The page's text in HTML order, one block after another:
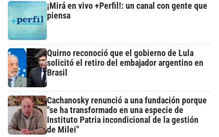
¡Mirá en vivo +Perfil!: un canal con gente que
piensa
Quirno reconoció que el gobierno de Lula
solicitó el retiro del embajador argentino en
Brasil
Cachanosky renunció a una fundación porque
"se ha transformado en una especie de
Instituto Patria incondicional de la gestión
de Milei"